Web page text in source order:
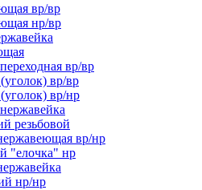
вр/вр
нр/вр
вр/вр
вр/вр
вр/нр
резьбовой
вр/нр
"елочка" нр
нр/нр